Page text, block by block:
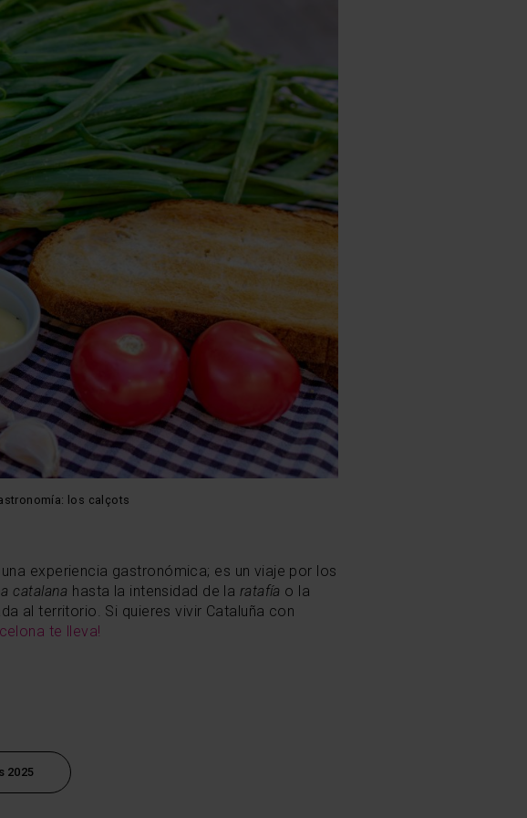
los calçots
experiencia gastronómica; es un viaje por los
catalana hasta la intensidad de la ratafía o la
al territorio. Si quieres vivir Cataluña con
te lleva!
2025